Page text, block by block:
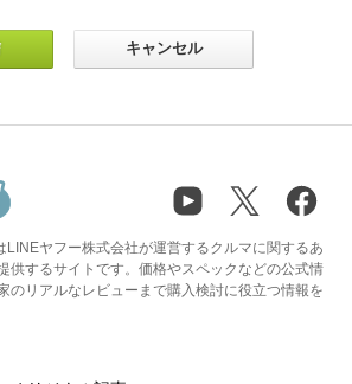
ヤフー株式会社が運営するクルマに関するあ
供するサイトです。価格やスペックなどの公式情
のリアルなレビューまで購入検討に役立つ情報を